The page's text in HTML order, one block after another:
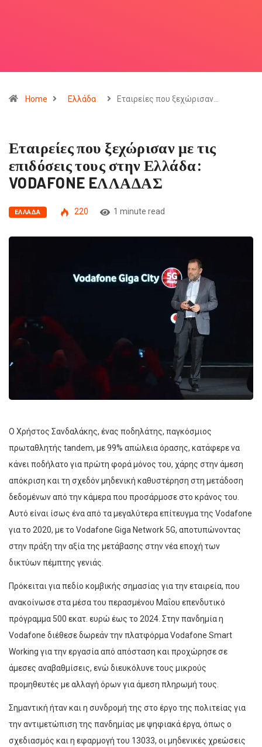
Home Ελλάδα Εταιρείες που ξεχώρισαν…
Εταιρείες που ξεχώρισαν με τις
επιδόσεις τους στην Ελλάδα:
VODAFONE EΛΛΑ∆ΑΣ
ΕΛΛΆΔΑ 220 1 minute read
O Χρήστος Σανδαλάκης, ένας ποδηλάτης, παγκόσμιος
πρωταθλητής tandem, με 99% απώλεια όρασης, κατάφερε να
κάνει ποδήλατο για πρώτη φορά μόνος του, χάρης στην άμεση
απόκριση και τη σχεδόν μηδενική καθυστέρηση στη μετάδοση
δεδομένων από την κάμερα που προσάρμοσε στο κράνος του.
Αυτό είναι ίσως ένα από τα μεγαλύτερα επίτευγμα της Vodafone
για το 2020, με το Vodafone Giga Network 5G, αποτυπώνοντας
στην πράξη την αξία της μετάβασης στην νέα εποχή των
δικτύων πέμπτης γενιάς.
Πρόκειται για πεδίο κομβικής σημασίας για την εταιρεία, που
ανακοίνωσε στα μέσα του περασμένου Μαΐου επενδυτικό
πρόγραμμα 500 εκατ. ευρώ έως το 2024. Στην πανδημία η
Vodafone διέθεσε δωρεάν την πλατφόρμα Vodafone Smart
Working για την εργασία από απόσταση και προχώρησε σε
άμεσες αναβαθμίσεις, ενώ διευκόλυνε τους μικρούς
προμηθευτές με αλλαγή όρων για άμεση πληρωμή τους.
Σημαντική ήταν και η συνδρομή της στο έργο της πολιτείας για
την αντιμετώπιση της πανδημίας με ψηφιακά έργα, όπως ο
σχεδιασμός και η εφαρμογή του 13033, οι μηδενικές χρεώσεις